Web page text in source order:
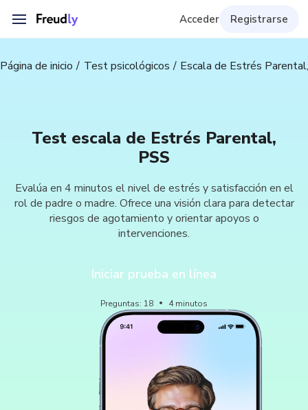
Acceder Registrarse
Página de inicio Test psicológicos Escala de Estrés
Test escala de Estrés Parental,
PSS
Evalúa en 4 minutos el nivel de estrés y satisfacción en el
rol de padre o madre. Ofrece una visión clara para detectar
riesgos de agotamiento y orientar apoyos o
intervenciones.
Iniciar prueba en línea
Preguntas: 18 4 minutos